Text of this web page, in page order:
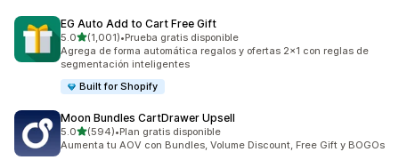
EG Auto Add to Cart Free Gift
5.0de 5 estrellas
(1,001)
1001 reseñas en total
•Prueba gratis disponible
Agrega de forma automática regalos y ofertas 2x1 con reglas de
segmentación inteligentes
Built for Shopify
Moon Bundles CartDrawer Upsell
5.0de 5 estrellas
(594)
594 reseñas en total
•Plan gratis disponible
Aumenta tu AOV con Bundles, Volume Discount, Free Gift y BOGOs